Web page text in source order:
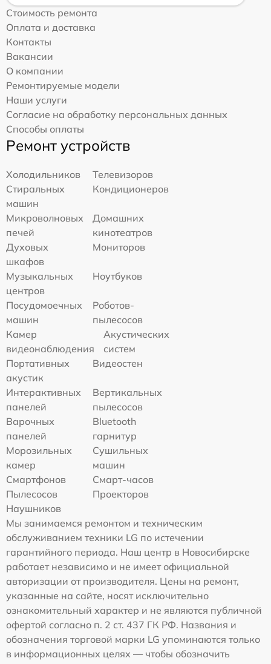
Стоимость ремонта
Оплата и доставка
Контакты
Вакансии
О компании
Ремонтируемые модели
Наши услуги
Согласие на обработку персональных данных
Способы оплаты
Ремонт устройств
Холодильников
Телевизоров
Стиральных
машин
Кондиционеров
Микроволновых
печей
Домашних
кинотеатров
Духовых
шкафов
Мониторов
Музыкальных
центров
Ноутбуков
Посудомоечных
машин
Роботов-
пылесосов
Камер
видеонаблюдения
Акустических
систем
Портативных
акустик
Видеостен
Интерактивных
панелей
Вертикальных
пылесосов
Варочных
панелей
Bluetooth
гарнитур
Морозильных
камер
Сушильных
машин
Смартфонов
Смарт-часов
Пылесосов
Проекторов
Наушников
Мы занимаемся ремонтом и техническим
обслуживанием техники LG по истечении
гарантийного периода. Наш центр в Новосибирске
работает независимо и не имеет официальной
авторизации от производителя. Цены на ремонт,
указанные на сайте, носят исключительно
ознакомительный характер и не являются публичной
офертой согласно п. 2 ст. 437 ГК РФ. Названия и
обозначения торговой марки LG упоминаются только
в информационных целях — чтобы обозначить